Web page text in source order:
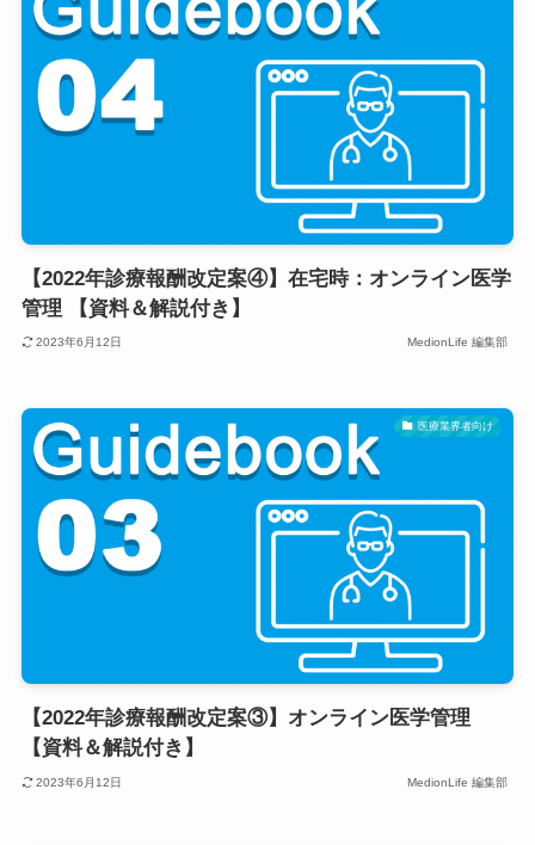
【2022年診療報酬改定案④】在宅時：オンライン医学
管理 【資料＆解説付き】
2023年6月12日 MedionLife 編集部
医療業界者向け
【2022年診療報酬改定案③】オンライン医学管理
【資料＆解説付き】
2023年6月12日 MedionLife 編集部